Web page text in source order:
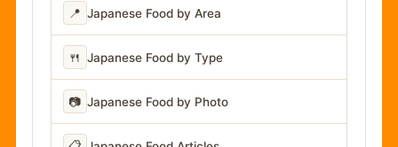
📍 Japanese Food by Area
🍴 Japanese Food by Type
📷 Japanese Food by Photo